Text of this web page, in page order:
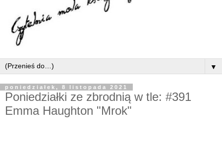
▼
poniedziałek, 8 listopada 2021
Poniedziałki ze zbrodnią w tle: #391
Emma Haughton "Mrok"